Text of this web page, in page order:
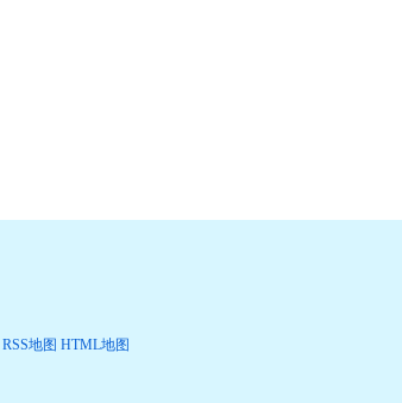
RSS地图 HTML地图